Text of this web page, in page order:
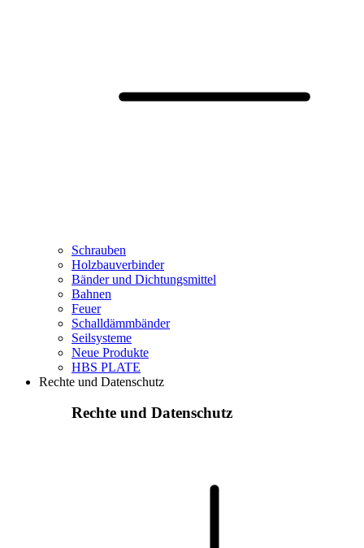
Schrauben
Holzbauverbinder
Bänder und Dichtungsmittel
Bahnen
Feuer
Schalldämmbänder
Seilsysteme
Neue Produkte
HBS PLATE
Rechte und Datenschutz
Rechte und Datenschutz